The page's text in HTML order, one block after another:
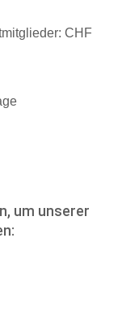
CHF
um unserer